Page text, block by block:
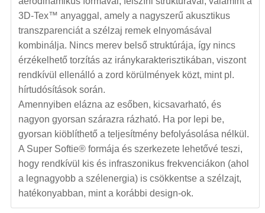
3D-Tex™ anyaggal, amely a nagyszerű akusztikus
transzparenciát a szélzaj remek elnyomásával
kombinálja. Nincs merev belső struktúrája, így nincs
érzékelhető torzítás az iránykarakterisztikában, viszont
rendkívül ellenálló a zord körülmények közt, mint pl.
hírtudósítások során.
Amennyiben elázna az esőben, kicsavarható, és
nagyon gyorsan szárazra rázható. Ha por lepi be,
gyorsan kiöblíthető a teljesítmény befolyásolása nélkül.
A Super Softie® formája és szerkezete lehetővé teszi,
hogy rendkívül kis és infraszonikus frekvenciákon (ahol
a legnagyobb a szélenergia) is csökkentse a szélzajt,
hatékonyabban, mint a korábbi design-ok.